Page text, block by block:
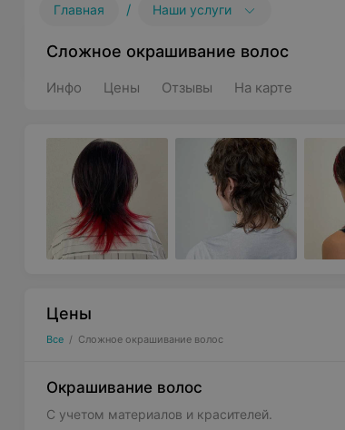
Главная / Наши услуги
Сложное окрашивание волос
Инфо Цены Отзывы На карте
Цены
Все / Сложное окрашивание волос
Окрашивание волос
С учетом материалов и красителей.